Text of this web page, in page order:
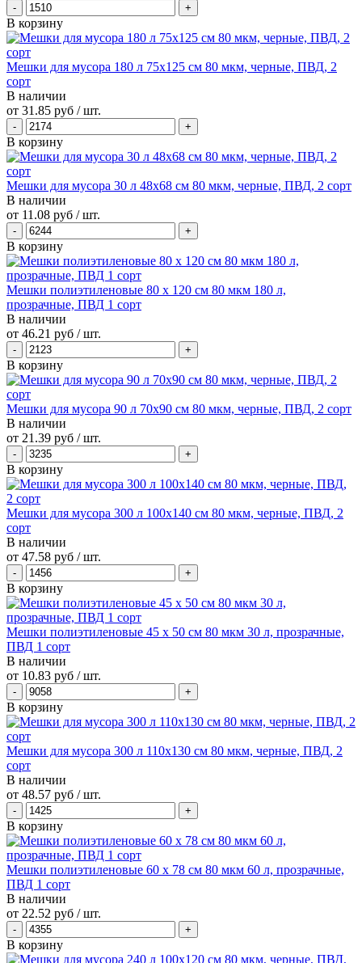
В корзину
Мешки для мусора 180 л 75х125 см 80 мкм, черные, ПВД, 2
сорт
В наличии
от 31.85 руб / шт.
В корзину
Мешки для мусора 30 л 48х68 см 80 мкм, черные, ПВД, 2 сорт
В наличии
от 11.08 руб / шт.
В корзину
Мешки полиэтиленовые 80 х 120 см 80 мкм 180 л,
прозрачные, ПВД 1 сорт
В наличии
от 46.21 руб / шт.
В корзину
Мешки для мусора 90 л 70х90 см 80 мкм, черные, ПВД, 2 сорт
В наличии
от 21.39 руб / шт.
В корзину
Мешки для мусора 300 л 100х140 см 80 мкм, черные, ПВД, 2
сорт
В наличии
от 47.58 руб / шт.
В корзину
Мешки полиэтиленовые 45 х 50 см 80 мкм 30 л, прозрачные,
ПВД 1 сорт
В наличии
от 10.83 руб / шт.
В корзину
Мешки для мусора 300 л 110х130 см 80 мкм, черные, ПВД, 2
сорт
В наличии
от 48.57 руб / шт.
В корзину
Мешки полиэтиленовые 60 х 78 см 80 мкм 60 л, прозрачные,
ПВД 1 сорт
В наличии
от 22.52 руб / шт.
В корзину